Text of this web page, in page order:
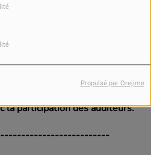
Propulsé par Orejime
Télécharger le podcast
une émission de médiumnité
la participation des auditeurs.